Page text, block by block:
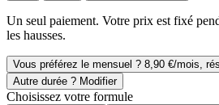
Un seul paiement. Votre prix est fixé
les hausses.
Vous préférez le mensuel ? 8,90 €/mois,
Autre durée ? Modifier
Choisissez votre formule